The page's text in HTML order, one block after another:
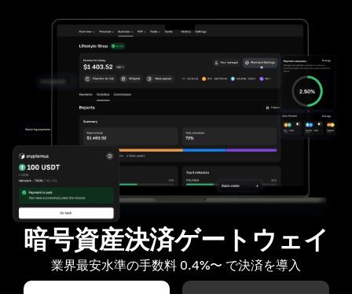
暗号資産決済ゲートウェイ
業界最安水準の手数料 0.4%〜 で決済を導入